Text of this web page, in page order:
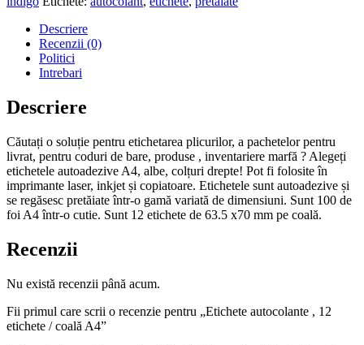
Descriere
Recenzii (0)
Politici
Intrebari
Descriere
Căutați o soluție pentru etichetarea plicurilor, a pachetelor pentru
livrat, pentru coduri de bare, produse , inventariere marfă ? Alegeți
etichetele autoadezive A4, albe, colțuri drepte! Pot fi folosite în
imprimante laser, inkjet și copiatoare. Etichetele sunt autoadezive și
se regăsesc pretăiate într-o gamă variată de dimensiuni. Sunt 100 de
foi A4 într-o cutie. Sunt 12 etichete de 63.5 x70 mm pe coală.
Recenzii
Nu există recenzii până acum.
Fii primul care scrii o recenzie pentru „Etichete autocolante , 12
etichete / coală A4”